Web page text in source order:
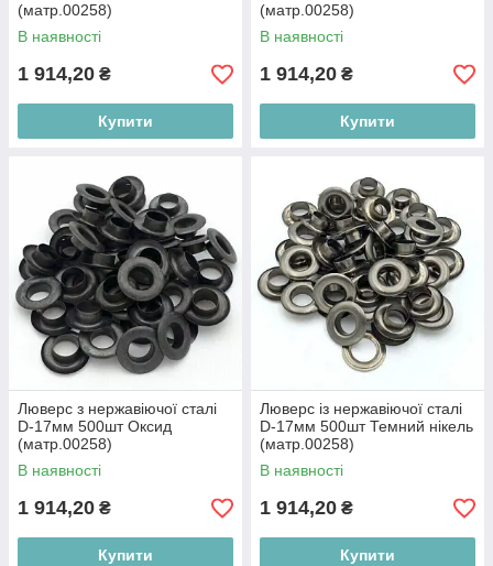
(матр.00258)
В наявності
1 914,20 ₴
Купити
(матр.00258)
В наявності
1 914,20 ₴
Купити
Люверс з нержавіючої сталі
D-17мм 500шт Оксид
(матр.00258)
В наявності
1 914,20 ₴
Купити
Люверс із нержавіючої сталі
D-17мм 500шт Темний нікель
(матр.00258)
В наявності
1 914,20 ₴
Купити